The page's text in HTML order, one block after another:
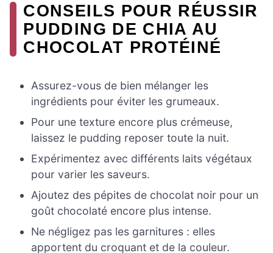
CONSEILS POUR RÉUSSIR
PUDDING DE CHIA AU
CHOCOLAT PROTÉINÉ
Assurez-vous de bien mélanger les
ingrédients pour éviter les grumeaux.
Pour une texture encore plus crémeuse,
laissez le pudding reposer toute la nuit.
Expérimentez avec différents laits végétaux
pour varier les saveurs.
Ajoutez des pépites de chocolat noir pour un
goût chocolaté encore plus intense.
Ne négligez pas les garnitures : elles
apportent du croquant et de la couleur.